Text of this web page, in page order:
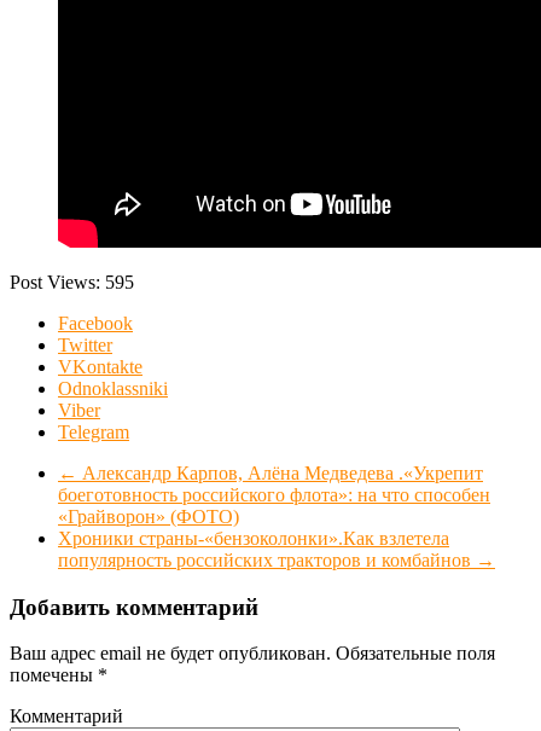
Post Views: 595
Facebook
Twitter
VKontakte
Odnoklassniki
Viber
Telegram
← Александр Карпов, Алёна Медведева .«Укрепит
боеготовность российского флота»: на что способен
«Грайворон» (ФОТО)
Хроники страны-«бензоколонки».Как взлетела
популярность российских тракторов и комбайнов →
Добавить комментарий
Ваш адрес email не будет опубликован. Обязательные поля
помечены *
Комментарий